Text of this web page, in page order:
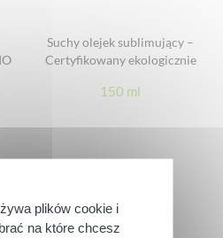
Suchy olejek sublimujący –
Certyfikowany ekologicznie
150 ml
plików cookie i
na które chcesz